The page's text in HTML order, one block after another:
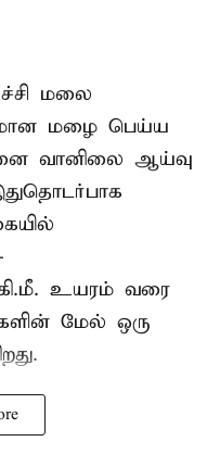
மலை
மழை பெய்ய
வானிலை ஆய்வு
கி.மீ. உயரம் வரை
மேல் ஒரு